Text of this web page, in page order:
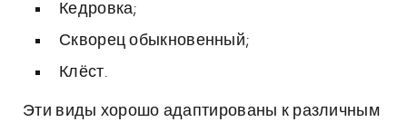
Кедровка;
Скворец обыкновенный;
Клёст.
Эти виды хорошо адаптированы к различным